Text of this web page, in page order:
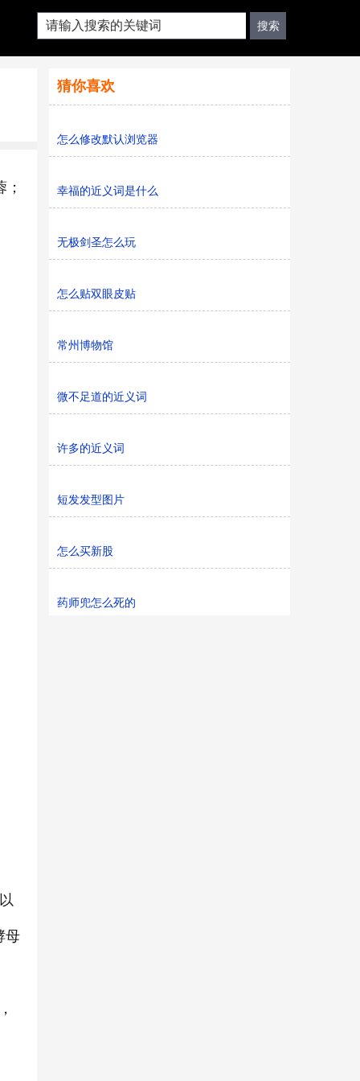
母
猜你喜欢
怎么修改默认浏览器
幸福的近义词是什么
无极剑圣怎么玩
怎么贴双眼皮贴
常州博物馆
微不足道的近义词
许多的近义词
短发发型图片
怎么买新股
药师兜怎么死的